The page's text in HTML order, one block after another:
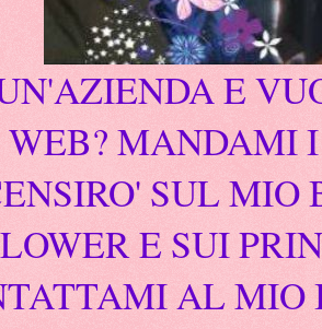
E
MANDAMI
SUL
E SUI
AL